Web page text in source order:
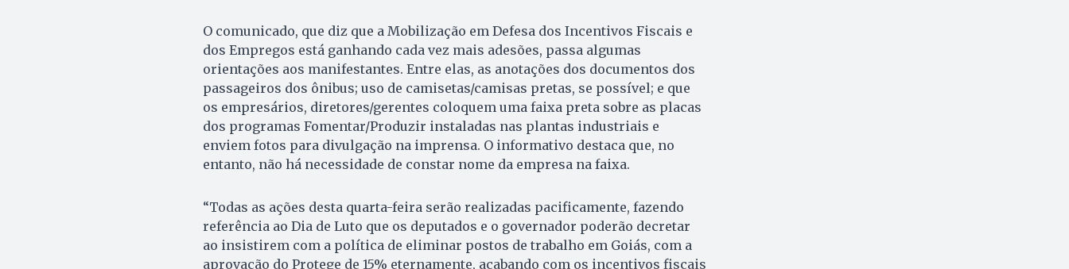
O comunicado, que diz que a Mobilização em Defesa dos Incentivos Fiscais e
dos Empregos está ganhando cada vez mais adesões, passa algumas
orientações aos manifestantes. Entre elas, as anotações dos documentos dos
passageiros dos ônibus; uso de camisetas/camisas pretas, se possível; e que
os empresários, diretores/gerentes coloquem uma faixa preta sobre as placas
dos programas Fomentar/Produzir instaladas nas plantas industriais e
enviem fotos para divulgação na imprensa. O informativo destaca que, no
entanto, não há necessidade de constar nome da empresa na faixa.
“Todas as ações desta quarta-feira serão realizadas pacificamente, fazendo
referência ao Dia de Luto que os deputados e o governador poderão decretar
ao insistirem com a política de eliminar postos de trabalho em Goiás, com a
aprovação do Protege de 15% eternamente, acabando com os incentivos fiscais